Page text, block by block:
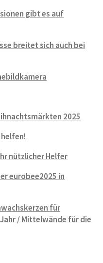
gibt es auf
breitet sich auch bei
2025
nützlicher Helfer
eurobee2025 in
für
/ Mittelwände für die